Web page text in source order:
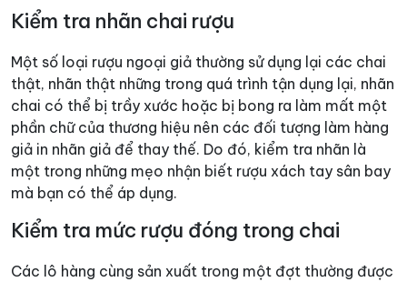
Kiểm tra nhãn chai rượu
Một số loại rượu ngoại giả thường sử dụng lại các chai
thật, nhãn thật những trong quá trình tận dụng lại, nhãn
chai có thể bị trầy xước hoặc bị bong ra làm mất một
phần chữ của thương hiệu nên các đối tượng làm hàng
giả in nhãn giả để thay thế. Do đó, kiểm tra nhãn là
một trong những mẹo nhận biết rượu xách tay sân bay
mà bạn có thể áp dụng.
Kiểm tra mức rượu đóng trong chai
Các lô hàng cùng sản xuất trong một đợt thường được